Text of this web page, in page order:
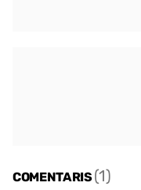
COMENTARIS(1)